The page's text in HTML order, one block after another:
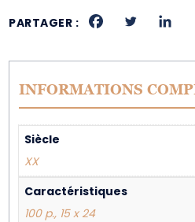
PARTAGER :
INFORMATIONS
Siècle
XX
Caractéristiques
100 p., 15 x 24